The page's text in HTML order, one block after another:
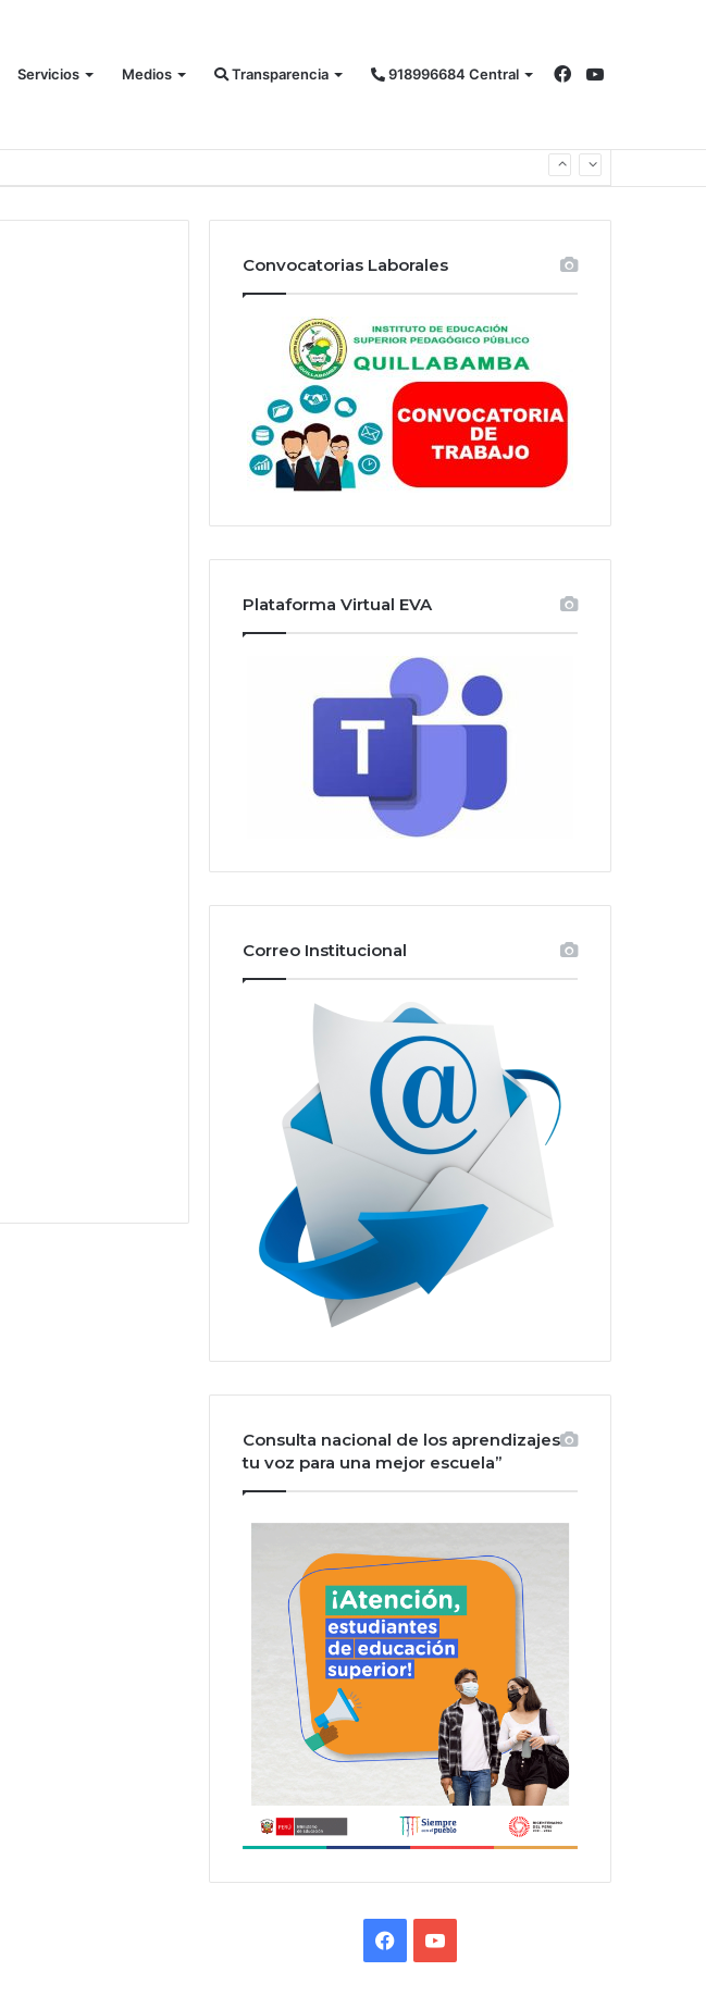
Servicios Medios Transparencia 918996684 Central YouTube
Facebook
Convocatorias Laborales
Plataforma Virtual EVA
Correo Institucional
Consulta nacional de los aprendizajes:
tu voz para una mejor escuela”
FacebookYouTube